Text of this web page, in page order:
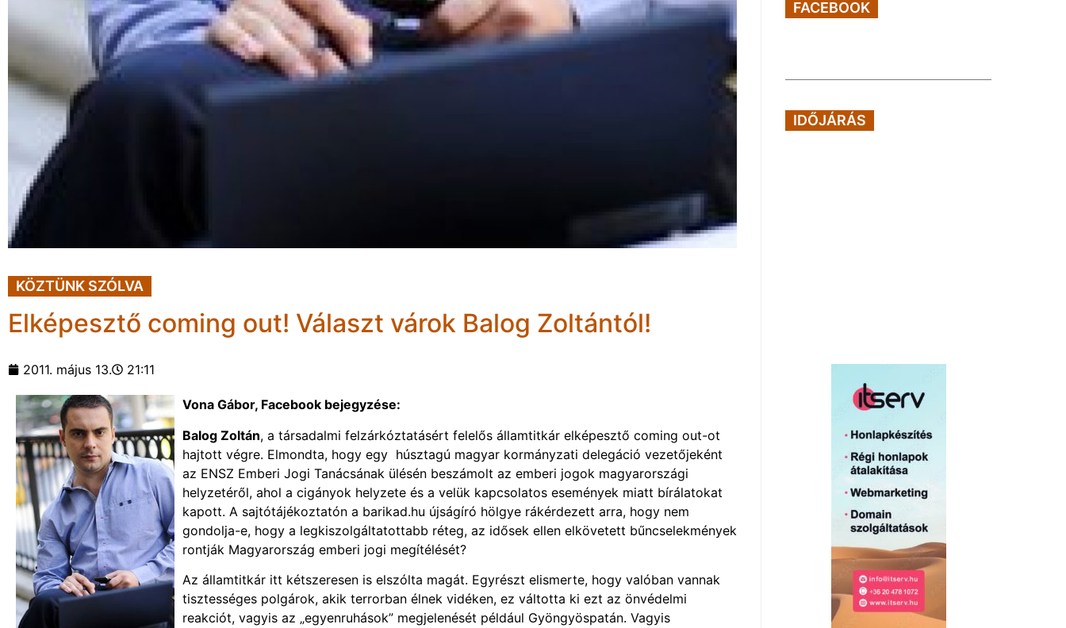
KÖZTÜNK SZÓLVA
Elképesztő coming out! Választ várok Balog Zoltántól!
2011. május 13. 21:11
Vona Gábor, Facebook bejegyzése:
Balog Zoltán, a társadalmi felzárkóztatásért felelős államtitkár elképesztő coming out-ot
hajtott végre. Elmondta, hogy egy húsztagú magyar kormányzati delegáció vezetőjeként
az ENSZ Emberi Jogi Tanácsának ülésén beszámolt az emberi jogok magyarországi
helyzetéről, ahol a cigányok helyzete és a velük kapcsolatos események miatt bírálatokat
kapott. A sajtótájékoztatón a barikad.hu újságíró hölgye rákérdezett arra, hogy nem
gondolja-e, hogy a legkiszolgáltatottabb réteg, az idősek ellen elkövetett bűncselekmények
rontják Magyarország emberi jogi megítélését?
Az államtitkár itt kétszeresen is elszólta magát. Egyrészt elismerte, hogy valóban vannak
tisztességes polgárok, akik terrorban élnek vidéken, ez váltotta ki ezt az önvédelmi
reakciót, vagyis az „egyenruhások” megjelenését például Gyöngyöspatán. Vagyis
FACEBOOK
IDŐJÁRÁS